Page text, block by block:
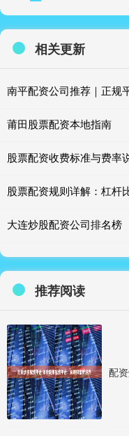
相关更新
南平配资公司推荐｜正规
莆田股票配资本地指南
股票配资收费标准与费率
股票配资规则详解：杠杆
大连炒股配资公司排名榜
推荐阅读